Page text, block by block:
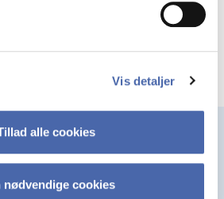
Vis detaljer
alle cookies
nødvendige cookies
at et digitalt sammenbrud